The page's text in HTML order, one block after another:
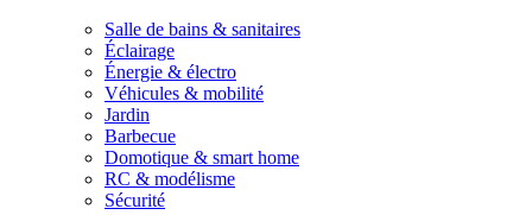
Salle de bains & sanitaires
Éclairage
Énergie & électro
Véhicules & mobilité
Jardin
Barbecue
Domotique & smart home
RC & modélisme
Sécurité